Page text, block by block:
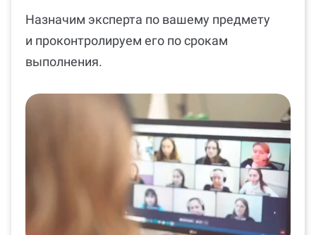
Назначим эксперта по вашему предмету
и проконтролируем его по срокам
выполнения.